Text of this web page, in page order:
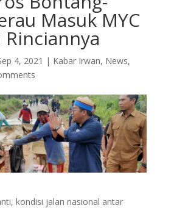
Masuk MYC
4, 2021 | Kabar Irwan, News,
kondisi jalan nasional antar